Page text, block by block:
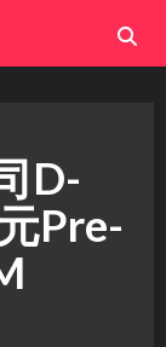
D-
Pre-